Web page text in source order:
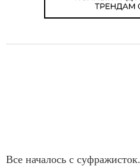
Все началось с